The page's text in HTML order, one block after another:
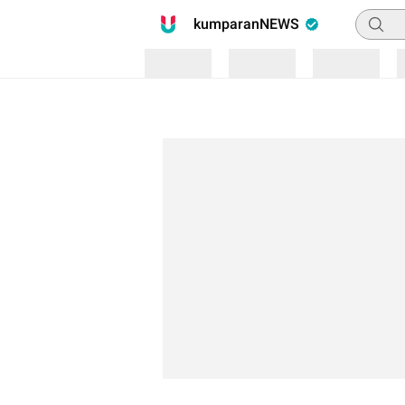
kumparanNEWS